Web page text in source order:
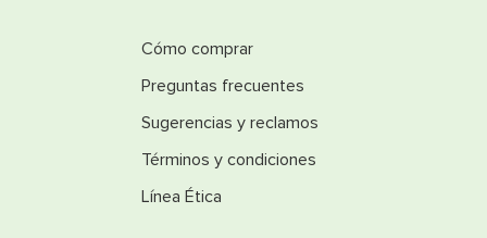
Cómo comprar
Preguntas frecuentes
Sugerencias y reclamos
Términos y condiciones
Línea Ética